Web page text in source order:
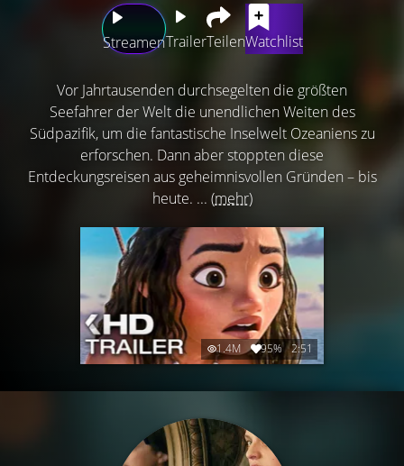
StreamenTrailerTeilenWatchlist
Vor Jahrtausenden durchsegelten die größten
Seefahrer der Welt die unendlichen Weiten des
Südpazifik, um die fantastische Inselwelt Ozeaniens zu
erforschen. Dann aber stoppten diese
Entdeckungsreisen aus geheimnisvollen Gründen – bis
heute. ... (mehr)
1.4M 95% 2:51